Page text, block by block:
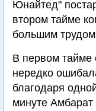
Юнайтед"
втором тайме
большим
В первом тайме
нередко
благодаря
минуте